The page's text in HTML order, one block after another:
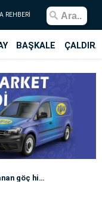
REHBERİ
BAŞKALE
61. yılı kutlandı